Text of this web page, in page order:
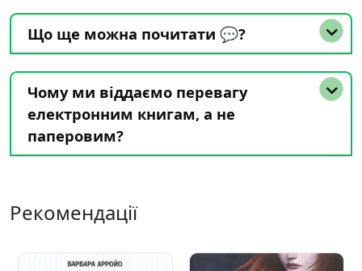
Що ще можна почитати 💬?
Чому ми віддаємо перевагу
електронним книгам, а не
паперовим?
Рекомендації